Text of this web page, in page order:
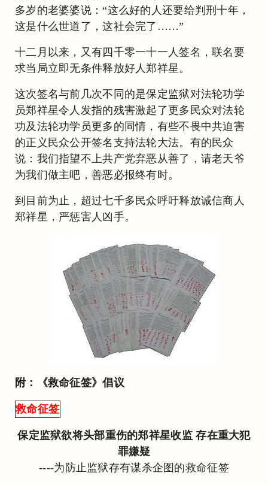
多岁的老婆婆说：“这么好的人还要给判刑十年，
这是什么世道了，这社会完了……”
十二月以来，又有四千零一十一人签名，联名要
求当局立即无条件释放好人郑祥星。
这次签名与前几次不同的是保定监狱对法轮功学
员郑祥星令人发指的残害激起了更多民众对法轮
功及法轮功学员更多的同情，有些不畏中共迫害
的正义民众公开签名支持法轮大法。有的民众
说：我们指望不上共产党弃恶从善了，请老天爷
为我们做主吧，善恶必报终有时。
到目前为止，超过七千多民众呼吁释放诚信商人
郑祥星，严惩害人凶手。
附：《救命征签》倡议
救命征签
保定监狱欲将头部重伤的郑祥星收监 存在重大犯
罪嫌疑
----为防止监狱存有谋杀企图的救命征签